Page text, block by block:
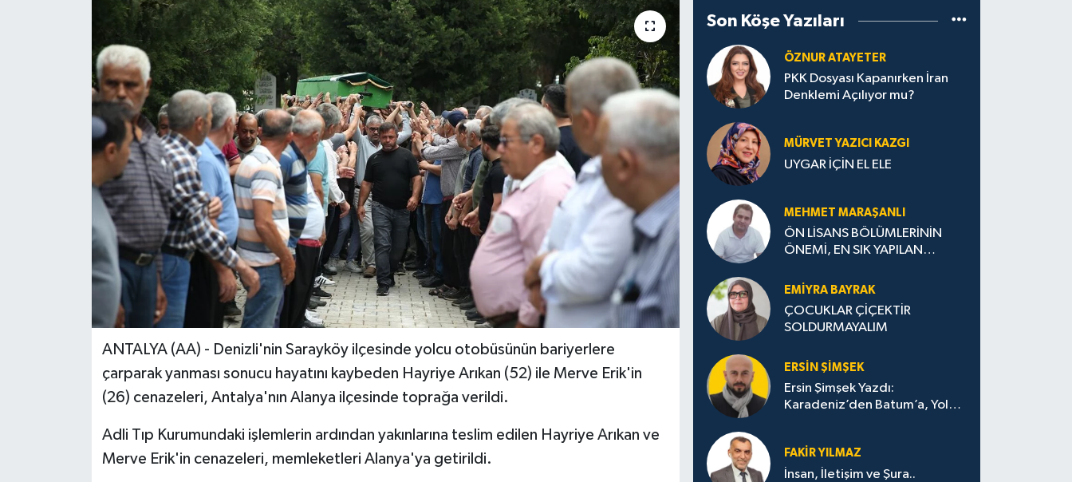
ANTALYA (AA) - Denizli'nin Sarayköy ilçesinde yolcu otobüsünün bariyerlere
çarparak yanması sonucu hayatını kaybeden Hayriye Arıkan (52) ile Merve Erik'in
(26) cenazeleri, Antalya'nın Alanya ilçesinde toprağa verildi.
Adli Tıp Kurumundaki işlemlerin ardından yakınlarına teslim edilen Hayriye Arıkan ve
Merve Erik'in cenazeleri, memleketleri Alanya'ya getirildi.
Son Köşe Yazıları
ÖZNUR ATAYETER
PKK Dosyası Kapanırken İran
Denklemi Açılıyor mu?
MÜRVET YAZICI KAZGI
UYGAR İÇİN EL ELE
MEHMET MARAŞANLI
ÖN LİSANS BÖLÜMLERİNİN
ÖNEMİ, EN SIK YAPILAN
STRATEJİLERİ
EMIYRA BAYRAK
ÇOCUKLAR ÇİÇEKTİR
SOLDURMAYALIM
ERSIN ŞIMŞEK
Ersin Şimşek Yazdı:
Karadeniz’den Batum’a, Yolun
FAKIR YILMAZ
İnsan, İletişim ve Şura..